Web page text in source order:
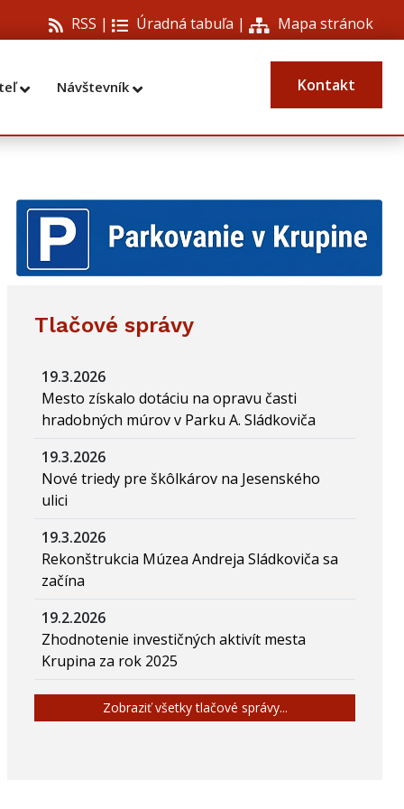
RSS | Úradná tabuľa | Mapa stránok
Návštevník Kontakt
Tlačové správy
19.3.2026
Mesto získalo dotáciu na opravu časti
hradobných múrov v Parku A. Sládkoviča
19.3.2026
Nové triedy pre škôlkárov na Jesenského
ulici
19.3.2026
Rekonštrukcia Múzea Andreja Sládkoviča sa
začína
19.2.2026
Zhodnotenie investičných aktivít mesta
Krupina za rok 2025
Zobraziť všetky tlačové správy...